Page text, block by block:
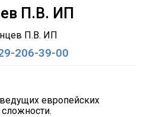
П.В. ИП
206-39-00
европейских